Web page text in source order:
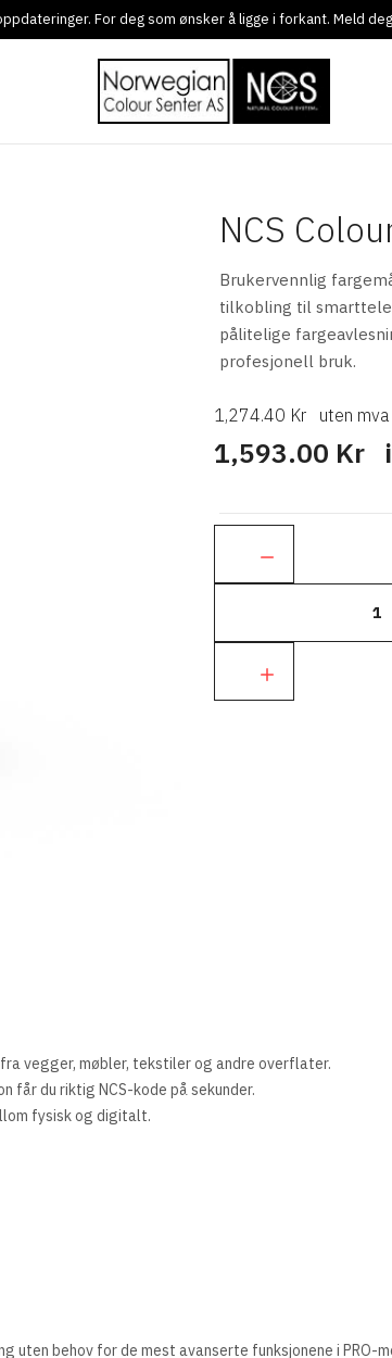
For deg som ønsker å ligge i forkant. Meld
NCS
Brukervennlig
tilkobling til
pålitelige
profesjonell bruk.
1,274.40 Kr uten mva
1,593.00 Kr
vegger, møbler, tekstiler og andre overflater.
du riktig NCS-kode på sekunder.
fysisk og digitalt.
behov for de mest avanserte funksjonene i PRO-